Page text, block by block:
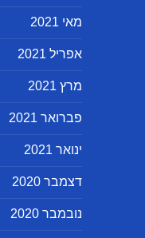
מאי 2021
אפריל 2021
מרץ 2021
פברואר 2021
ינואר 2021
דצמבר 2020
נובמבר 2020